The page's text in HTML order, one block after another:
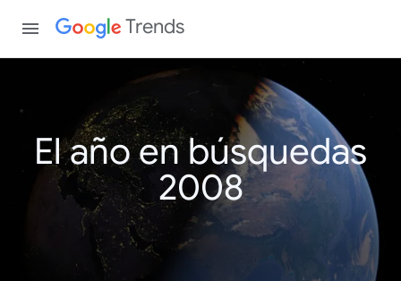
Trends
El año en búsquedas
2008